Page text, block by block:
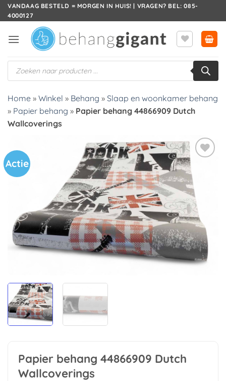
Ga
naar
VANDAAG BESTELD = MORGEN IN HUIS! | VRAGEN? BEL: 085-
4000127
Producten
zoeken
Home » Winkel » Behang » Slaap en woonkamer behang
» Papier behang » Papier behang 44866909 Dutch
Wallcoverings
Actie
Toevoegen
aan
verlanglijst
Papier behang 44866909 Dutch
Wallcoverings